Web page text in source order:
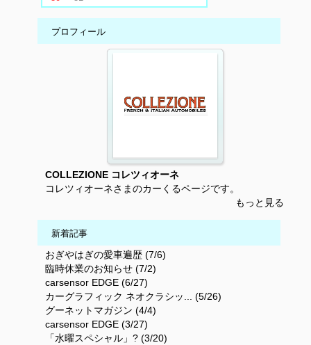
プロフィール
COLLEZIONE コレツィオーネ
コレツィオーネさまのカーくるページです。
もっと見る
新着記事
おぎやはぎの愛車遍歴 (7/6)
臨時休業のお知らせ (7/2)
carsensor EDGE (6/27)
カーグラフィック ネオクラシッ... (5/26)
グーネットマガジン (4/4)
carsensor EDGE (3/27)
「水曜スペシャル」? (3/20)